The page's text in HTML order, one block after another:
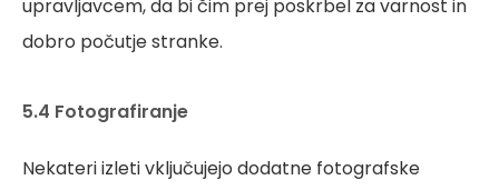
upravljavcem, da bi čim prej poskrbel za varnost in
dobro počutje stranke.
5.4 Fotografiranje
Nekateri izleti vključujejo dodatne fotografske